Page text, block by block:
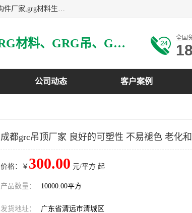
主营广东grg厂家,广东grc厂家,grg材料,grc材料,grg厂家,grc厂家,grg吊顶,grg造型,grg构件,grc构件,grc线条,grc构件厂家,grg材料生产厂家,grg材料定制,uhpc,uhpc厂家,uhpc外墙挂板,uhpc镂空幕墙板,3万平方厂房,如果您对我公司的产品服务感兴趣,请联系我们.
主要生产：GRG材料、GRG吊、GRG构件、GRG线条、GRG艺术造型、GRG吊材料等 全国
公司动态 客户案例
成都grc吊顶厂家 良好的可塑性 不易褪色 老化
价格：￥ 300.00 元/平方 起
产品数量： 10000.00平方
发货地址： 广东省清远市清城区